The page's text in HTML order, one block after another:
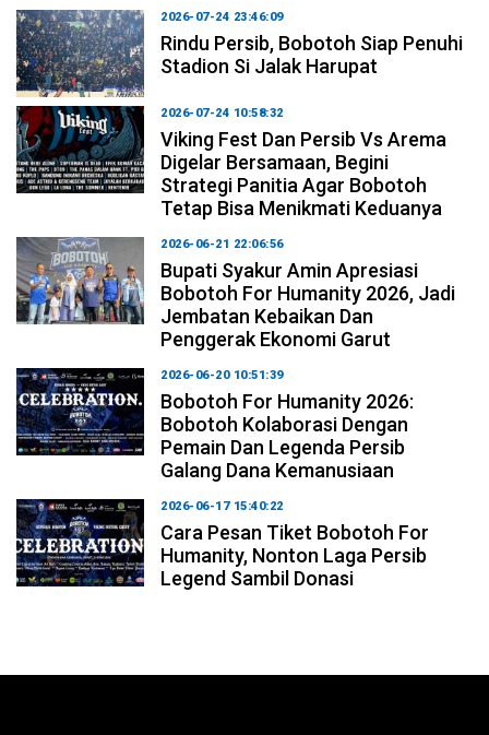
2026-07-24 23:46:09
Rindu Persib, Bobotoh Siap Penuhi
Stadion Si Jalak Harupat
2026-07-24 10:58:32
Viking Fest Dan Persib Vs Arema
Digelar Bersamaan, Begini
Strategi Panitia Agar Bobotoh
Tetap Bisa Menikmati Keduanya
2026-06-21 22:06:56
Bupati Syakur Amin Apresiasi
Bobotoh For Humanity 2026, Jadi
Jembatan Kebaikan Dan
Penggerak Ekonomi Garut
2026-06-20 10:51:39
Bobotoh For Humanity 2026:
Bobotoh Kolaborasi Dengan
Pemain Dan Legenda Persib
Galang Dana Kemanusiaan
2026-06-17 15:40:22
Cara Pesan Tiket Bobotoh For
Humanity, Nonton Laga Persib
Legend Sambil Donasi